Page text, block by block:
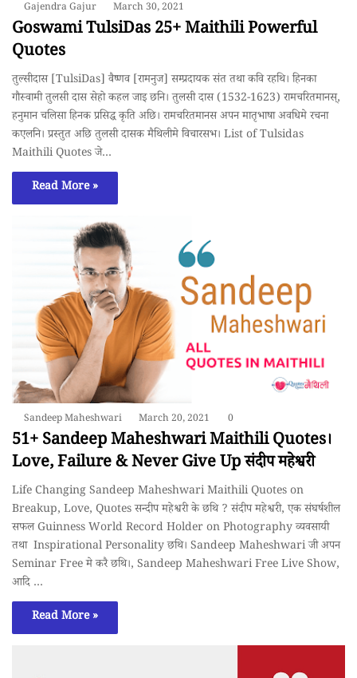
Gajendra Gajur March 30, 2021
Goswami TulsiDas 25+ Maithili Powerful
Quotes
तुल्सीदास [TulsiDas] वैष्णव [रामनुज] सम्प्रदायक संत तथा कवि रहथि। हिनका
गाैस्वामी तुलसी दास सेहो कहल जाइ छनि। तुलसी दास (1532-1623) रामचरितमानस्,
हनुमान चलिसा हिनक प्रसिद्ध कृति अछि। रामचरितमानस अपन मातृभाषा अवधिमे रचना
कएलनि। प्रस्तुत अछि तुलसी दासक मैथिलीमे विचारसभ। List of Tulsidas
Maithili Quotes जे…
Read More »
Sandeep Maheshwari March 20, 2021 0
51+ Sandeep Maheshwari Maithili Quotes।
Love, Failure & Never Give Up संदीप महेश्वरी
Life Changing Sandeep Maheshwari Maithili Quotes on
Breakup, Love, Quotes सन्दीप महेश्वरी के छथि ? संदीप महेश्वरी, एक संघर्षशील
सफल Guinness World Record Holder on Photography व्यवसायी
तथा Inspirational Personality छथि। Sandeep Maheshwari जी अपन
Seminar Free मे करै छथि।, Sandeep Maheshwari Free Live Show,
आदि …
Read More »